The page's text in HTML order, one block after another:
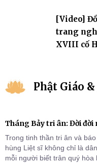
[Video]
trang
XVIII cố
Phật Giáo
Tháng Bảy tri ân: Đời đời
Trong tinh thần tri ân và
hùng Liệt sĩ không chỉ là
mỗi người biết trân quý hòa